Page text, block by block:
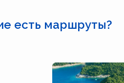
есть маршруты?